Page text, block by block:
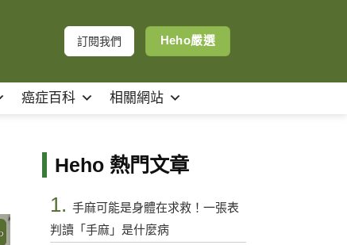
訂閱我們 Heho嚴選
癌症百科 相關網站
Heho 熱門文章
1. 手麻可能是身體在求救！一張表
判讀「手麻」是什麼病